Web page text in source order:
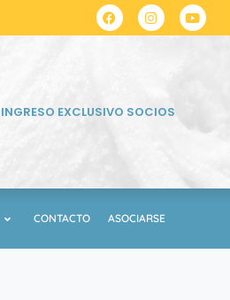
INGRESO EXCLUSIVO SOCIOS
CONTACTO ASOCIARSE